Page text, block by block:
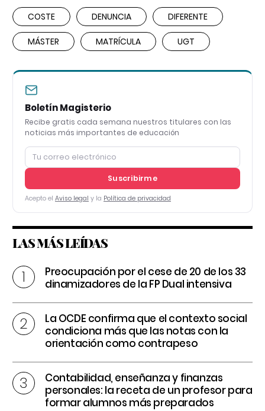
COSTE DENUNCIA DIFERENTE
MÁSTER MATRÍCULA UGT
Boletín Magisterio
Recibe gratis cada semana nuestros titulares con las
noticias más importantes de educación
Suscribirme
Acepto el Aviso legal y la Política de privacidad
LAS MÁS LEÍDAS
Preocupación por el cese de 20 de los 33
dinamizadores de la FP Dual intensiva
La OCDE confirma que el contexto social
condiciona más que las notas con la
orientación como contrapeso
Contabilidad, enseñanza y finanzas
personales: la receta de un profesor para
formar alumnos más preparados